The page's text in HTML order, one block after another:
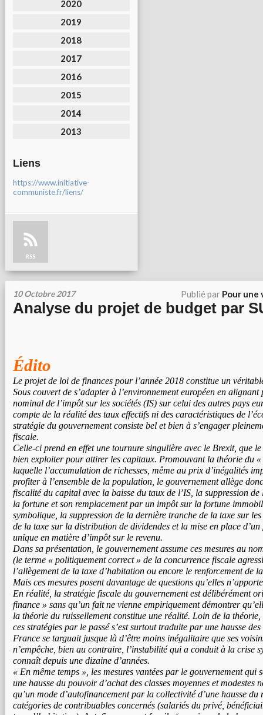
2020
2019
2018
2017
2016
2015
2014
2013
Liens
https://www.initiative-
communiste.fr/liens/
RSS
10 Octobre 2017 Publié par Pour une
Analyse du projet de budget par
Édito
Le projet de loi de finances pour l’année 2018 constitue un
Sous couvert de s’adapter à l’environnement européen en
nominal de l’impôt sur les sociétés (IS) sur celui des autres pays
compte de la réalité des taux effectifs ni des caractéristiques de
stratégie du gouvernement consiste bel et bien à s’engager
fiscale.
Celle-ci prend en effet une tournure singulière avec le Brexit, que
bien exploiter pour attirer les capitaux. Promouvant la théorie du «
laquelle l’accumulation de richesses, même au prix d’inégalités
profiter à l’ensemble de la population, le gouvernement allège
fiscalité du capital avec la baisse du taux de l’IS, la suppression
la fortune et son remplacement par un impôt sur la fortune
symbolique, la suppression de la dernière tranche de la taxe sur
de la taxe sur la distribution de dividendes et la mise en place
unique en matière d’impôt sur le revenu.
Dans sa présentation, le gouvernement assume ces mesures au
(le terme « politiquement correct » de la concurrence fiscale
l’allègement de la taxe d’habitation ou encore le renforcement de
Mais ces mesures posent davantage de questions qu’elles
En réalité, la stratégie fiscale du gouvernement est délibérément
finance » sans qu’un fait ne vienne empiriquement démontrer
la théorie du ruissellement constitue une réalité. Loin de la
ces stratégies par le passé s’est surtout traduite par une hausse
France se targuait jusque là d’être moins inégalitaire que ses
n’empêche, bien au contraire, l’instabilité qui a conduit à la crise
connaît depuis une dizaine d’années.
« En même temps », les mesures vantées par le gouvernement
une hausse du pouvoir d’achat des classes moyennes et modestes
qu’un mode d’autofinancement par la collectivité d’une hausse du
catégories de contribuables concernés (salariés du privé,